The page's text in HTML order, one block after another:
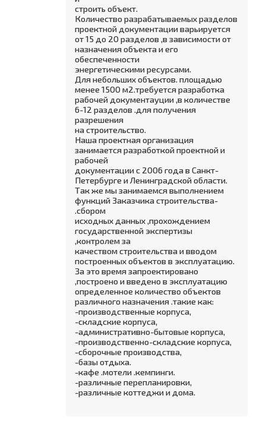
строить объект.
Количество разрабатываемых разделов
проектной документации варьируется
от 15 до 20 разделов ,в зависимости от
назначения объекта и его
обеспеченности
энергетическими ресурсами.
Для небольших объектов. площадью
менее 1500 м2.требуется разработка
рабочей документауции ,в количестве
6-12 разделов .для получения
разрешения
на строительство.
Наша проектная организация
занимается разработкой проектной и
рабочей
документации с 2006 года в Санкт-
Петербурге и Ленинградской области.
Так же мы занимаемся выполнением
функций Заказчика строительства-
.сбором
исходных данных ,прохождением
государственной экспертизы
,контролем за
качеством строительства и вводом
построенных объектов в эксплуатацию.
За это время запроектировано
,построено и введено в эксплуатацию
определенное количество объектов
различного назначения .такие как:
-производственные корпуса,
-складские корпуса,
-административно-бытовые корпуса,
-производственно-складские корпуса,
-сборочные производства,
-базы отдыха.
-кафе .мотели .кемпинги.
-различные перепланировки,
-различные коттеджи и дома.